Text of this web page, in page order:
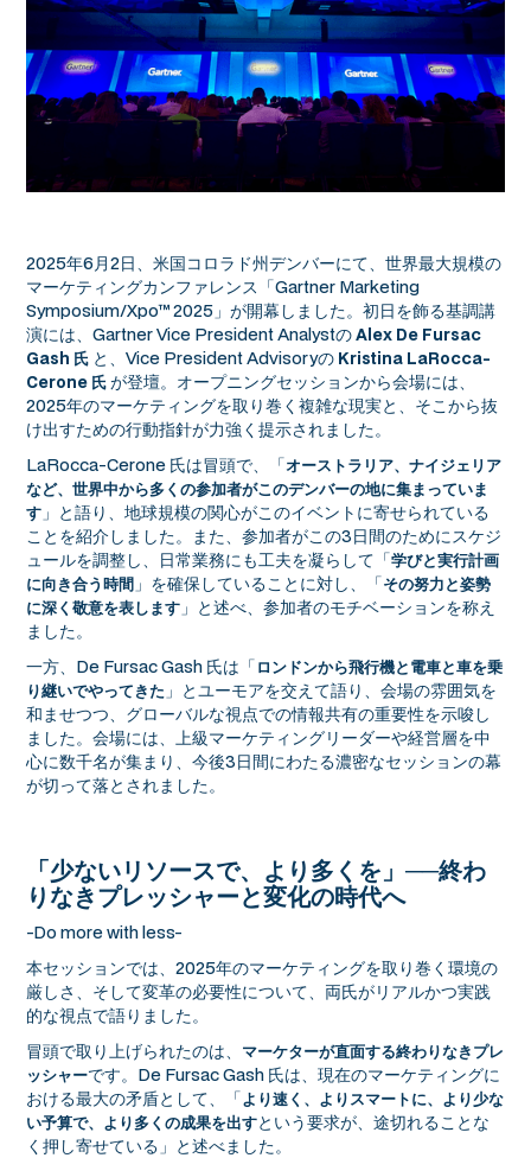
2025年6月2日、米国コロラド州デンバーにて、世界最大規模の
マーケティングカンファレンス「Gartner Marketing
Symposium/Xpo™ 2025」が開幕しました。初日を飾る基調講
演には、Gartner Vice President AnalystのAlex De Fursac
Gash 氏 と、Vice President Advisoryの Kristina LaRocca-
Cerone 氏が登壇。オープニングセッションから会場には、
2025年のマーケティングを取り巻く複雑な現実と、そこから抜
け出すための行動指針が力強く提示されました。
LaRocca-Cerone 氏は冒頭で、「オーストラリア、ナイジェリア
など、世界中から多くの参加者がこのデンバーの地に集まっていま
す 」と語り、地球規模の関心がこのイベントに寄せられている
ことを紹介しました。また、参加者がこの3日間のためにスケジ
ュールを調整し、日常業務にも工夫を凝らして「学びと実行計画
に向き合う時間 」を確保していることに対し、「その努力と姿勢
に深く敬意を表します 」と述べ、参加者のモチベーションを称え
ました。
一方、De Fursac Gash 氏は「ロンドンから飛行機と電車と車を乗
り継いでやってきた 」とユーモアを交えて語り、会場の雰囲気を
和ませつつ、グローバルな視点での情報共有の重要性を示唆し
ました。会場には、上級マーケティングリーダーや経営層を中
心に数千名が集まり、今後3日間にわたる濃密なセッションの幕
が切って落とされました。
「少ないリソースで、より多くを」──終わ
りなきプレッシャーと変化の時代へ
-Do more with less-
本セッションでは、2025年のマーケティングを取り巻く環境の
厳しさ、そして変革の必要性について、両氏がリアルかつ実践
的な視点で語りました。
冒頭で取り上げられたのは、 マーケターが直面する終わりなきプレ
ッシャーです。De Fursac Gash 氏は、現在のマーケティングに
おける最大の矛盾として、「より速く、よりスマートに、より少な
い予算で、より多くの成果を出すという要求が、途切れることな
く押し寄せている」と述べました。